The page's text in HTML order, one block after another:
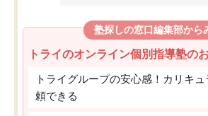
塾探しの窓口編集部から
トライのオンライン個別指導塾の
トライグループの安心感！カリキ
頼できる